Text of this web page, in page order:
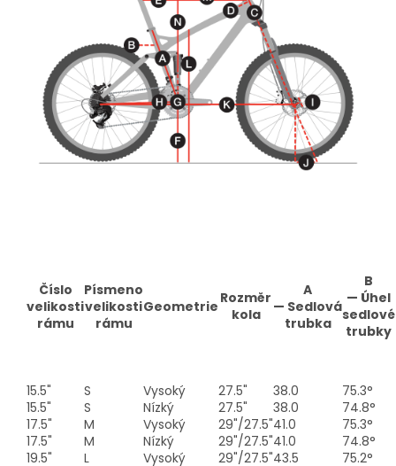
Číslo
velikosti
rámu
Písmeno
velikosti
rámu
Geometrie Rozměr
kola
A
— Sedlová
trubka
B
— Úhel
sedlové
trubky
15.5" S Vysoký 27.5" 38.0 75.3°
15.5"
S Nízký 27.5" 38.0 74.8°
17.5"
M Vysoký 29"/27.5"41.0 75.3°
17.5"
M Nízký 29"/27.5"41.0 74.8°
19.5"
L Vysoký 29"/27.5"43.5 75.2°